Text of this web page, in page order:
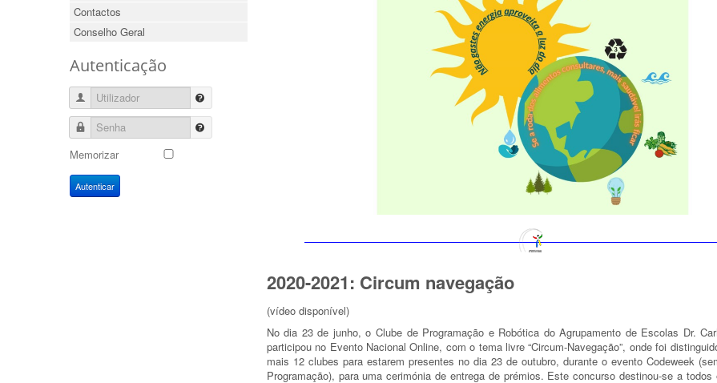
Contactos
Conselho Geral
Autenticação
Utilizador
Senha
Memorizar
Autenticar
2020-2021: Circum navegação
(vídeo disponível)
No dia 23 de junho, o Clube de Programação e Robótica do Agrupamento de Escolas Dr.
participou no Evento Nacional Online, com o tema livre “Circum-Navegação”, onde foi
mais 12 clubes para estarem presentes no dia 23 de outubro, durante o evento Codeweek
Programação), para uma cerimónia de entrega de prémios. Este concurso destinou-se a todos